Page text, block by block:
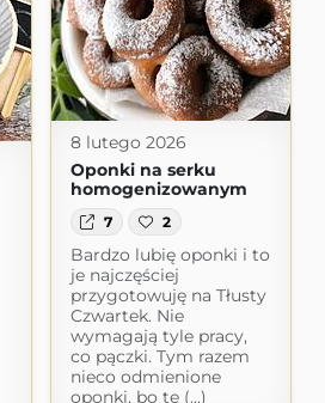
8 lutego 2026
Oponki na serku
homogenizowanym
7 2
Bardzo lubię oponki i to
je najczęściej
przygotowuję na Tłusty
Czwartek. Nie
wymagają tyle pracy,
co pączki. Tym razem
nieco odmienione
oponki, bo te (...)